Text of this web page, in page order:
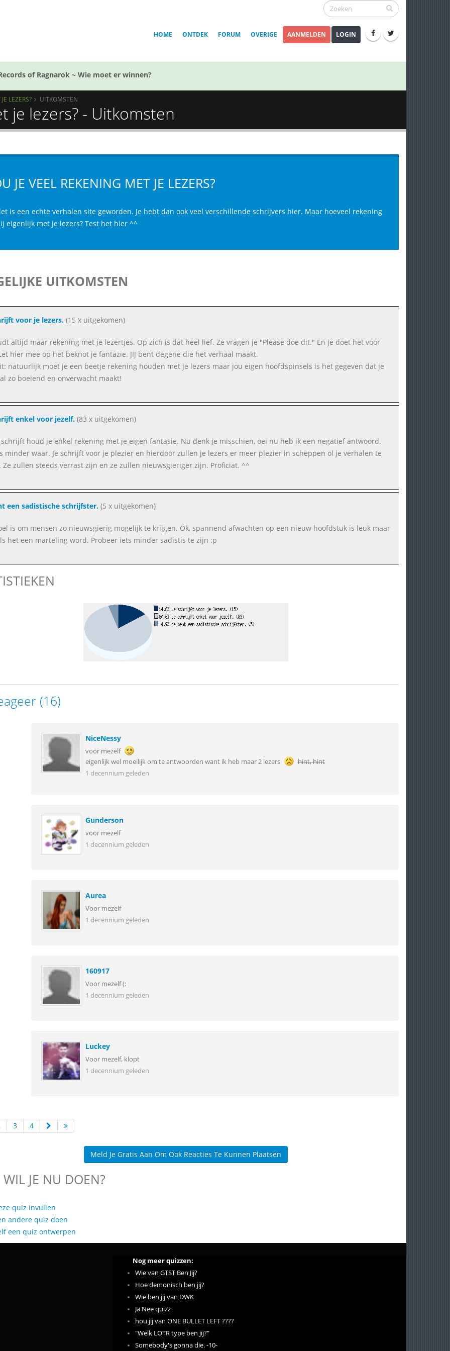
HOME ONTDEK FORUM OVERIGE AANMELDEN LOGIN
of Ragnarok ~ Wie moet er winnen?
LEZERS? UITKOMSTEN
je lezers? - Uitkomsten
JE VEEL REKENING MET JE LEZERS?
is een echte verhalen site geworden. Je hebt dan ook veel verschillende schrijvers hier. Maar hoeveel rekening
eigenlijk met je lezers? Test het hier ^^
UITKOMSTEN
voor je lezers.(15 x uitgekomen)
altijd maar rekening met je lezertjes. Op zich is dat heel lief. Ze vragen je "Please doe dit." En je doet het voor
hier mee op het beknot je fantazie. JIJ bent degene die het verhaal maakt.
natuurlijk moet je een beetje rekening houden met je lezers maar jou eigen hoofdspinsels is het gegeven dat je
zo boeiend en onverwacht maakt!
enkel voor jezelf.(83 x uitgekomen)
houd je enkel rekening met je eigen fantasie. Nu denk je misschien, oei nu heb ik een negatief antwoord.
minder waar. Je schrijft voor je plezier en hierdoor zullen je lezers er meer plezier in scheppen ol je verhalen te
Ze zullen steeds verrast zijn en ze zullen nieuwsgieriger zijn. Proficiat. ^^
een sadistische schrijfster.(5 x uitgekomen)
is om mensen zo nieuwsgierig mogelijk te krijgen. Ok, spannend afwachten op een nieuw hoofdstuk is leuk maar
het een marteling word. Probeer iets minder sadistis te zijn :p
(16)
NiceNessy
voor mezelf
eigenlijk wel moeilijk om te antwoorden want ik heb maar 2 lezers
hint, hint
1 decennium geleden
Gunderson
voor mezelf
1 decennium geleden
Aurea
Voor mezelf
1 decennium geleden
160917
Voor mezelf (:
1 decennium geleden
Luckey
Voor mezelf, klopt
1 decennium geleden
3 4
Meld Je Gratis Aan Om Ook Reacties Te Kunnen Plaatsen
JE NU DOEN?
quiz invullen
andere quiz doen
een quiz ontwerpen
Nog meer quizzen:
Wie van GTST Ben Jij?
Hoe demonisch ben jij?
Wie ben jij van DWK
Ja Nee quizz
hou jij van ONE BULLET LEFT ????
"Welk LOTR type ben jij?"
Somebody's gonna die. -10-